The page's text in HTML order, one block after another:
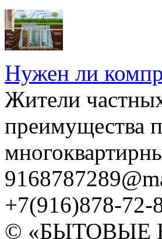
Нужен ли
Жители
преимущества
+7(916)878-72-
© «БЫТОВЫЕ